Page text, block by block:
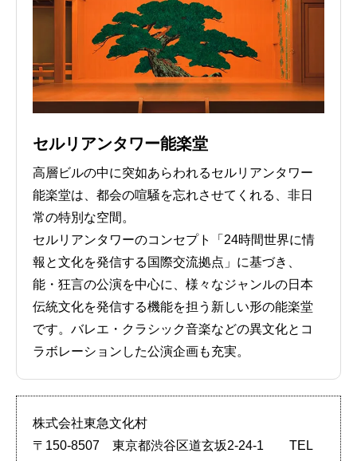
セルリアンタワー能楽堂
高層ビルの中に突如あらわれるセルリアンタワー
能楽堂は、都会の喧騒を忘れさせてくれる、非日
常の特別な空間。
セルリアンタワーのコンセプト「24時間世界に情
報と文化を発信する国際交流拠点」に基づき、
能・狂言の公演を中心に、様々なジャンルの日本
伝統文化を発信する機能を担う新しい形の能楽堂
です。バレエ・クラシック音楽などの異文化とコ
ラボレーションした公演企画も充実。
株式会社東急文化村
〒150-8507 東京都渋谷区道玄坂2-24-1 TEL